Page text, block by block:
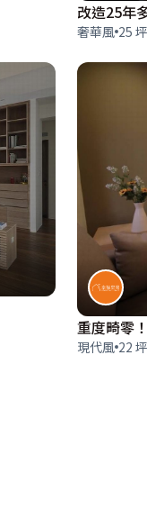
改造25年
奢華風 25 坪
重度畸零
現代風 22 坪